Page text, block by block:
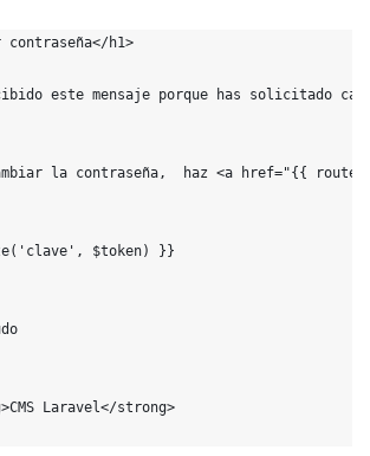
contraseña</h1>
este mensaje porque has solicitado
la contraseña,  haz <a href="{{
$token) }}
Laravel</strong>